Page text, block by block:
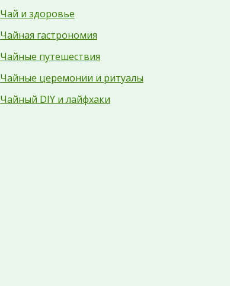
Чай и здоровье
Чайная гастрономия
Чайные путешествия
Чайные церемонии и ритуалы
Чайный DIY и лайфхаки